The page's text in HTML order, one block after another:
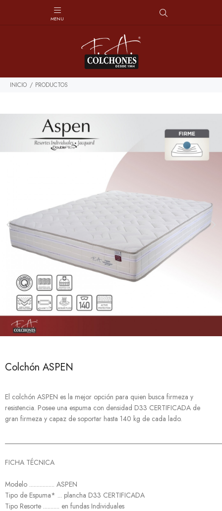
INICIO PRODUCTOS
Colchón ASPEN
El colchón ASPEN es la mejor opción para quien busca firmeza y
resistencia. Posee una espuma con densidad D33 CERTIFICADA de
gran firmeza y capaz de soportar hasta 140 kg de cada lado.
FICHA TÉCNICA
Modelo ................. ASPEN
Tipo de Espuma* ... plancha D33 CERTIFICADA
Tipo Resorte ........... en fundas Individuales